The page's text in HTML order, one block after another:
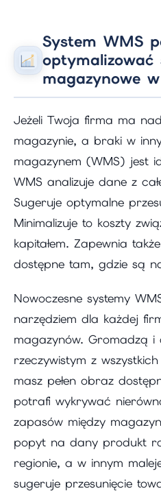
System WMS
optymalizować
magazynowe
Jeżeli Twoja firma ma
magazynie, a braki w
magazynem (WMS) jest
WMS analizuje dane z
Sugeruje optymalne
Minimalizuje to koszty
kapitałem. Zapewnia
dostępne tam, gdzie są
Nowoczesne systemy
narzędziem dla każdej
magazynów. Gromadzą i
rzeczywistym z
masz pełen obraz
potrafi wykrywać
zapasów między
popyt na dany produkt
regionie, a w innym
sugeruje przesunięcie